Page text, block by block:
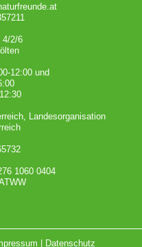
4/2/6
12:00 und
Landesorganisation
1060 0404
Datenschutz